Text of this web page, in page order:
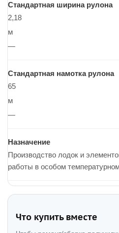
Стандартная ширина рулона
2,18
м
—
Стандартная намотка рулона
65
м
—
Назначение
Производство лодок и
работы в особом
Что купить вместе